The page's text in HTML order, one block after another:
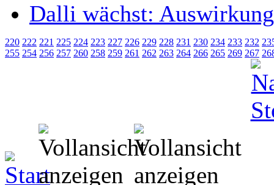
Dalli wächst:
220 222 221 225 224 223 227 226 229 228 231 230 234 233 232
255 254 256 257 260 258 259 261 262 263 264 266 265 269 267